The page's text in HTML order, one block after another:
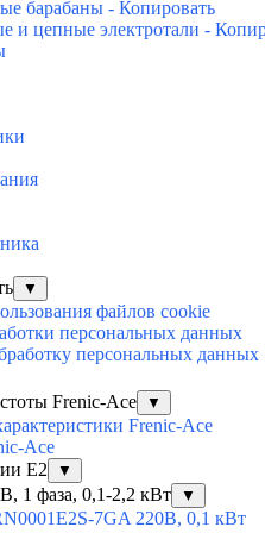
барабаны - Копировать
и цепные электротали -
▼
файлов cookie
персональных данных
персональных данных
Frenic-Ace ▼
Frenic-Ace
Ace
E2
▼
1 фаза, 0,1-2,2 кВт ▼
7GA 220В, 0,1 кВт